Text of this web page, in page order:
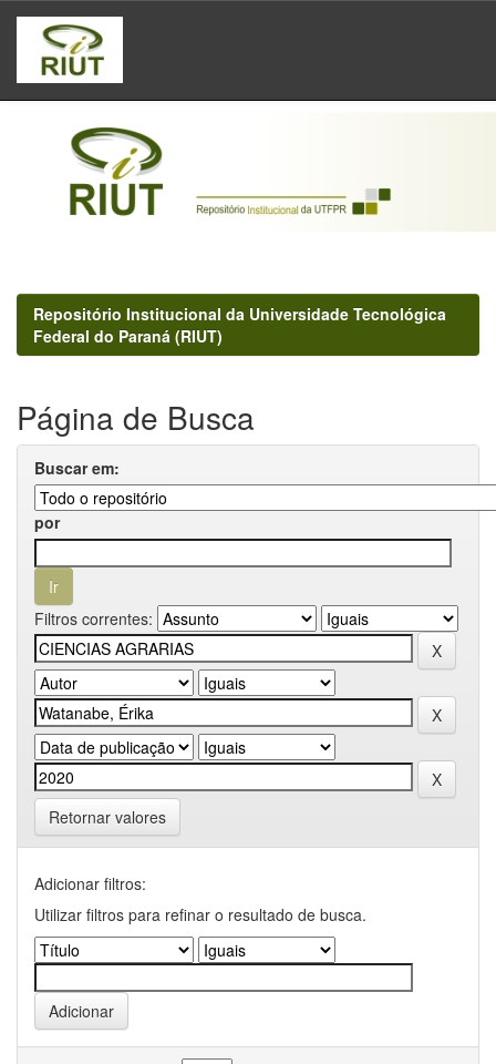
Skip
navigation
Repositório Institucional da Universidade Tecnológica
Federal do Paraná (RIUT)
Página de Busca
Buscar em:
por
Filtros correntes:
Retornar valores
Adicionar filtros:
Utilizar filtros para refinar o resultado de busca.